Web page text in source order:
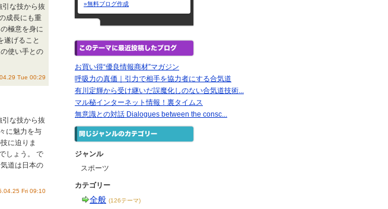
な技から抜
成長にも重
極意を身に
遂げること
使い手との
Tue 00:29
な技から抜
に魅力を与
に迫りま
しょう。 で
道は日本の
Fri 09:10
»無料ブログ作成
お買い得“優良情報商材”マガジン
呼吸力の真価｜引力で相手を協力者にする合気道
有川定輝から受け継いだ誤魔化しのない合気道技術...
マル秘インターネット情報！裏タイムス
無意識との対話 Dialogues between the consc...
ジャンル
スポーツ
カテゴリー
全般 (126テーマ)